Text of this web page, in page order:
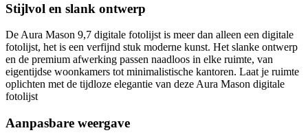
Stijlvol en slank ontwerp
De Aura Mason 9,7 digitale fotolijst is meer dan alleen een digitale
fotolijst, het is een verfijnd stuk moderne kunst. Het slanke ontwerp
en de premium afwerking passen naadloos in elke ruimte, van
eigentijdse woonkamers tot minimalistische kantoren. Laat je ruimte
oplichten met de tijdloze elegantie van deze Aura Mason digitale
fotolijst
Aanpasbare weergave